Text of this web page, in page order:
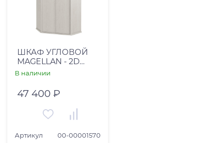
ШКАФ УГЛОВОЙ
MAGELLAN - 2D
СОСНА ВИНТАЖ
В наличии
47 400 ₽
Артикул 00-00001570